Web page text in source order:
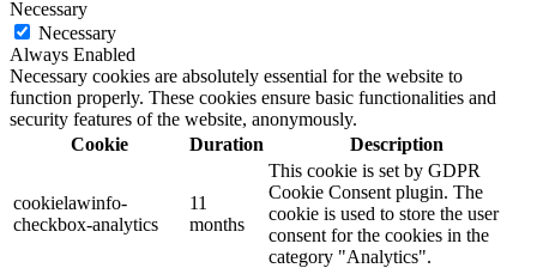
Necessary
Necessary
Always Enabled
Necessary cookies are absolutely essential for the website to
function properly. These cookies ensure basic functionalities and
security features of the website, anonymously.
Cookie
Duration Description
cookielawinfo-
checkbox-analytics
11
months
This cookie is set by GDPR
Cookie Consent plugin. The
cookie is used to store the user
consent for the cookies in the
category "Analytics".